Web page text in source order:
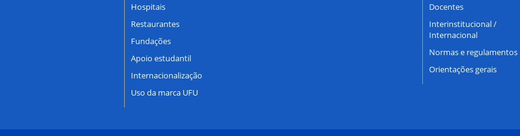
Hospitais
Restaurantes
Fundações
Apoio estudantil
Internacionalização
Uso da marca UFU
Docentes
Interinstitucional /
Internacional
Normas e regulamentos
Orientações gerais